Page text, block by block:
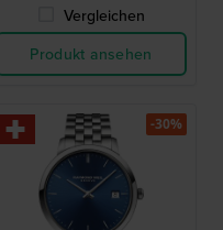
Vergleichen
Produkt ansehen
-30%